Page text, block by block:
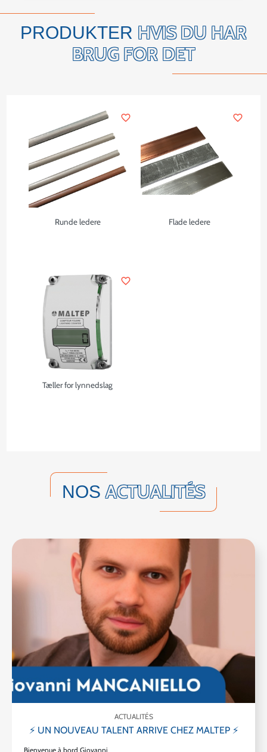
PRODUKTER HVIS DU HAR
BRUG FOR DET
Runde ledere
favorite_border
Flade ledere
favorite_border
Tæller for lynnedslag
favorite_border
NOSACTUALITÉS
ACTUALITÉS
⚡ UN NOUVEAU TALENT ARRIVE CHEZ MALTEP ⚡
Bienvenue à bord Giovanni